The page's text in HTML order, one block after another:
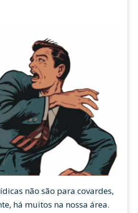
não são para covardes,
há muitos na nossa área.